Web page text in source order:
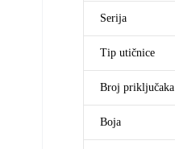
Serija
Tip utičnice
Broj priključaka
Boja